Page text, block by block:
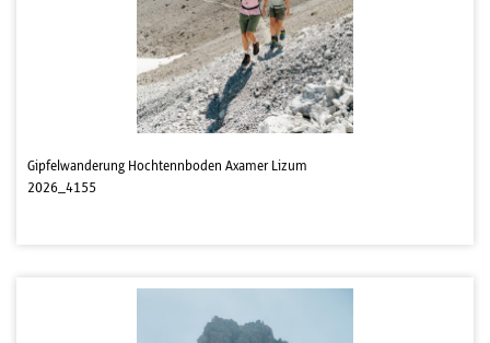
Gipfelwanderung Hochtennboden Axamer Lizum
2026_4155